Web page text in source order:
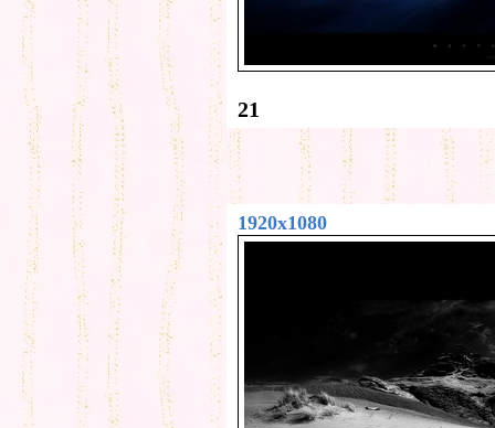
21
1920x1080